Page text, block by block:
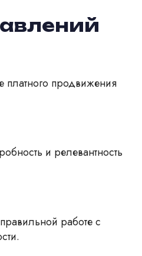
платного продвижения
и релевантность
работе с